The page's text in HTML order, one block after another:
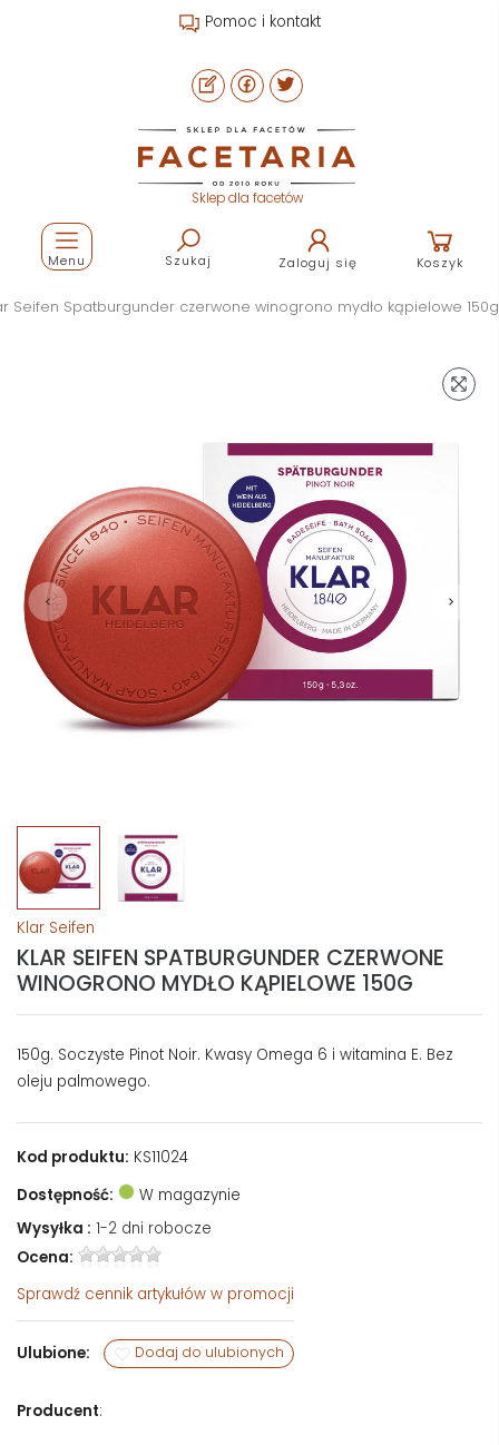
Sklep dla facetów
Szukaj Zaloguj się Koszyk
Menu
Seifen Spatburgunder czerwone winogrono mydło kąpielowe 150g
Klar Seifen
KLAR SEIFEN SPATBURGUNDER CZERWONE
WINOGRONO MYDŁO KĄPIELOWE 150G
150g. Soczyste Pinot Noir. Kwasy Omega 6 i witamina E. Bez
oleju palmowego.
Kod produktu: KS11024
Dostępność:
W magazynie
Wysyłka : 1-2 dni robocze
Ocena:
Sprawdź cennik artykułów w promocji
Ulubione: Dodaj do ulubionych
Producent: